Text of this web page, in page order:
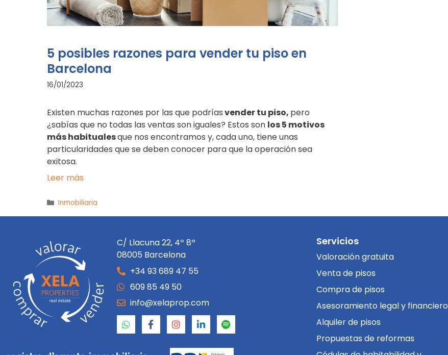
5 posibles razones para vender tu piso en
Barcelona
16/01/2023
Existen muchas razones por las que podríasvender tu piso, pero
¿sabías que no todas las ventas son iguales? Estos son los 5 motivos
más habitualesque nos encontramos y, cada uno, tiene unas
particularidades que se deben conocer para que la operación sea
exitosa.
Leer más
Inmobiliaria
C/ Llacuna 22, 4º 8ª
08005 Barcelona
+34 93 689 47 55
609 85 49 50
info@xelaprop.com
Servicios
Valoración gratuita
Venta de pisos
Compra de pisos
Asesoramiento legal y financiero
Alquiler de pisos
Propuestas de reformas